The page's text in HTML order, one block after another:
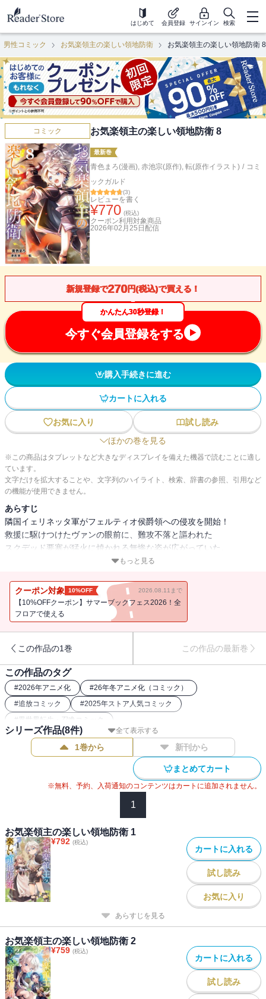
はじめて 会員登録 サインイン 検索
男性コミック お気楽領主の楽しい領地防衛 お気楽領主の楽しい領地防衛 8
コミック お気楽領主の楽しい領地防衛 8
最新巻
青色まろ(漫画), 赤池宗(原作), 転(原作イラスト) / コミ
ックガルド
(3)
レビューを書く
¥770 (税込)
クーポン利用対象商品
2026年02月25日 配信
新規登録で270円(税込)で買える！
かんたん30秒登録！
今すぐ会員登録をする
購入手続きに進む
カートに入れる
お気に入り
試し読み
ほかの巻を見る
※この商品はタブレットなど大きなディスプレイを備えた機器で読むことに適し
ています。
文字だけを拡大することや、文字列のハイライト、検索、辞書の参照、引用など
の機能が使用できません。
あらすじ
隣国イェリネッタ軍がフェルティオ侯爵領への侵攻を開始！
救援に駆けつけたヴァンの眼前に、難攻不落と謳われた
スクデッド要塞が猛火に焼かれる無惨な姿が広がっていた。
ヴァンは仲間たちとともに戦いの決意を固める・・・・・・!!
「さぁ、思い切ってみよう！」
その力は図らずも、同じ戦場で苦戦を強いられていた、
かつて自分を拒んだ父ジャルパの窮地をも救う――!?
生産魔術が世界を塗り替える領地経営ファンタジー、第８幕！
もっと見る
クーポン対象 10%OFF 2026.08.11まで
【10%OFFクーポン】サマーブックフェス2026！全
フロアで使える
この作品の1巻 この作品の最新巻
この作品のタグ
#2026年アニメ化 #26年冬アニメ化（コミック）
#追放コミック #2025年ストア人気コミック
# 異世界転生・召喚コミック
全て表示する
シリーズ作品(8件)
1巻から 新刊から
まとめてカート
※無料、予約、入荷通知のコンテンツはカートに追加されません。
1
お気楽領主の楽しい領地防衛 1
¥792 (税込)
カートに入れる
試し読み
お気に入り
あらすじを見る
お気楽領主の楽しい領地防衛 2
¥759 (税込)
カートに入れる
試し読み